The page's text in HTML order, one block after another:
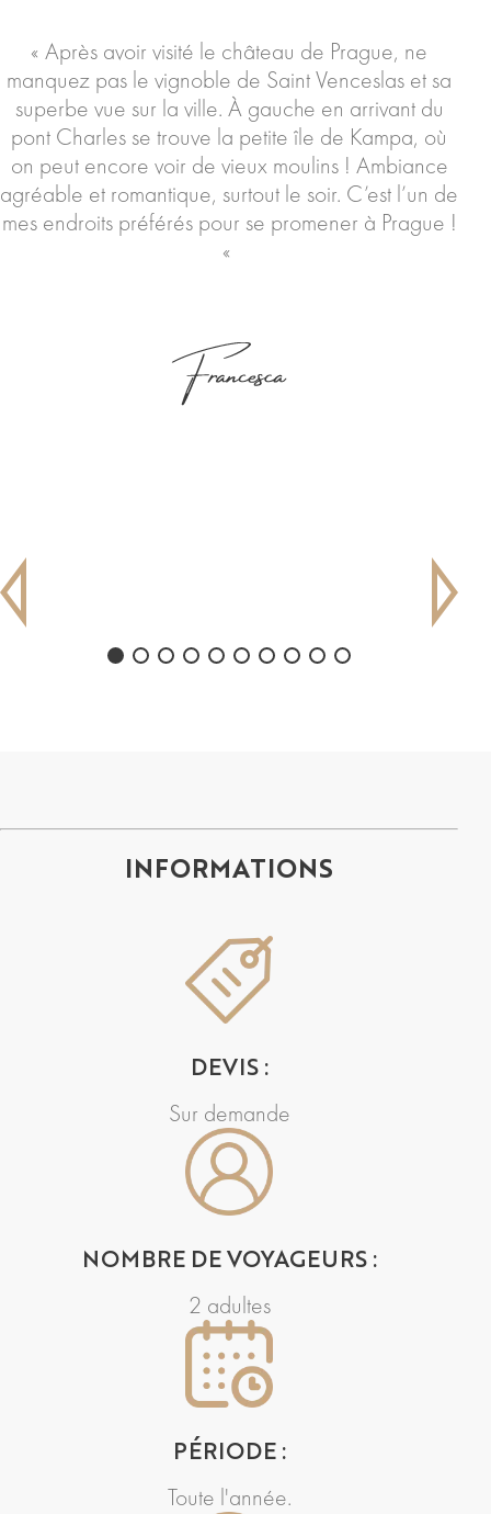
« Après avoir visité le château de Prague, ne
manquez pas le vignoble de Saint Venceslas et sa
superbe vue sur la ville. À gauche en arrivant du
pont Charles se trouve la petite île de Kampa, où
on peut encore voir de vieux moulins ! Ambiance
agréable et romantique, surtout le soir. C’est l’un de
mes endroits préférés pour se promener à Prague !
«
INFORMATIONS
DEVIS :
Sur demande
NOMBRE DE VOYAGEURS :
2 adultes
PÉRIODE :
Toute l'année.